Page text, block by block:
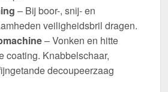
– Bij boor-, snij- en
veiligheidsbril dragen.
– Vonken en hitte
coating. Knabbelschaar,
decoupeerzaag